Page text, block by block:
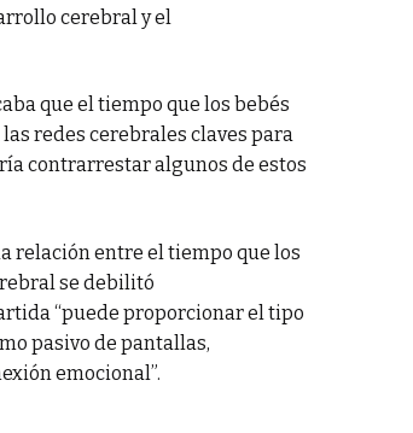
cerebral y el
que el tiempo que los bebés
redes cerebrales claves para
contrarrestar algunos de estos
relación entre el tiempo que los
se debilitó
“puede proporcionar el tipo
pasivo de pantallas,
emocional”.